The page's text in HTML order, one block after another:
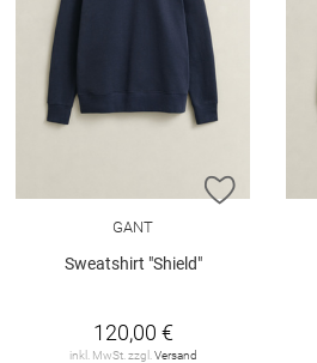
ZUR
GANT
Sweatshirt "Shield"
120,00 €
inkl. MwSt. zzgl. Versand